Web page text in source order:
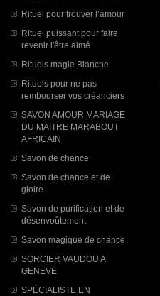
Rituel pour trouver l’amour
Rituel puissant pour faire
revenir l'être aimé
Rituels magie Blanche
Rituels pour ne pas
rembourser vos créanciers
SAVON AMOUR MARIAGE
DU MAITRE MARABOUT
AFRICAIN
Savon de chance
Savon de chance et de
gloire
Savon de purification et de
désenvoûtement
Savon magique de chance
SORCIER VAUDOU A
GENEVE
SPÉCIALISTE EN